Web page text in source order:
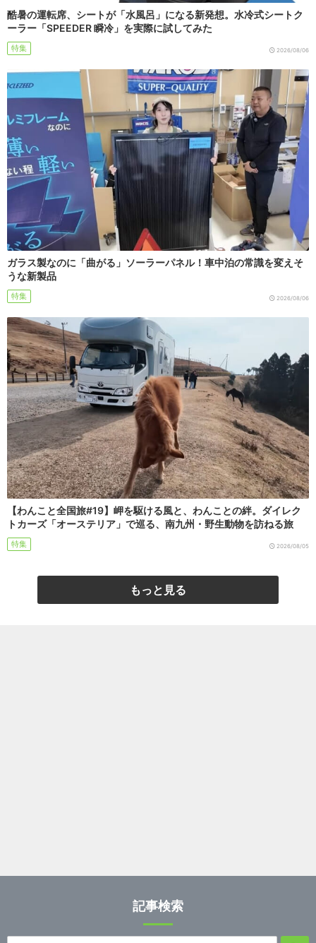
酷暑の運転席、シートが「水風呂」になる新発想。水冷式シートク
ーラー「SPEEDER 瞬冷」を実際に試してみた
特集 2026/08/06
ガラス製なのに「曲がる」ソーラーパネル！車中泊の常識を変えそ
うな新製品
特集 2026/08/06
【わんこと全国旅#19】岬を駆ける風と、わんことの絆。ダイレク
トカーズ「オーステリア」で巡る、南九州・野生動物を訪ねる旅
特集 2026/08/05
もっと見る
記事検索